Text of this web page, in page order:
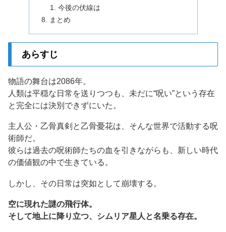
今後の伏線は
まとめ
あらすじ
物語の舞台は2086年。
人類は平穏な日常を送りつつも、未だに“呪い”という存在
と完全には決別できずにいた。
主人公・乙骨真剣と乙骨憂花は、そんな世界で活動する呪
術師だ。
彼らは過去の呪術師たちの血を引きながらも、新しい時代
の価値観の中で生きている。
しかし、その日常は突如として崩壊する。
空に現れた謎の飛行体。
そして地上に降り立つ、シムリア星人と名乗る存在。